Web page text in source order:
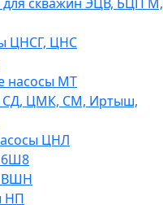
ЦНСГ, ЦНС
насосы МТ
СД, ЦМК, СМ, Иртыш,
ЦНЛ
6Ш8
ВШН
НП